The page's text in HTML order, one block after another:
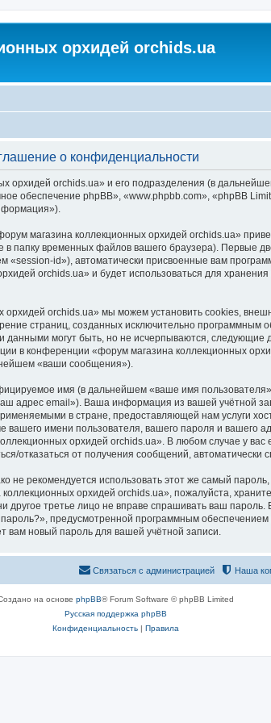
орхидей orchids.ua
о конфиденциальности
орхидей orchids.ua» и его подразделения (в
обеспечение phpBB», «www.phpbb.com», «phpBB
магазина коллекционных орхидей orchids.ua»
папку временных файлов вашего браузера). Первые
id»), автоматически присвоенные вам
orchids.ua» и будет использоваться для
orchids.ua» мы можем установить cookies,
страниц, созданных исключительно
могут быть, но не исчерпываются,
в конференции «форум магазина коллекционных
«ваши сообщения»).
имя (в дальнейшем «ваше имя
адрес email»). Ваша информация из вашей учётной
в стране, предоставляющей нам услуги
имени пользователя, вашего пароля и вашего
орхидей orchids.ua». В любом случае у
отказаться от получения сообщений,
рекомендуется использовать этот же самый пароль,
орхидей orchids.ua», пожалуйста,
третье лицо не вправе спрашивать ваш
предусмотренной программным
вам новый пароль для вашей учётной записи.
Наша
Связаться с администрацией
на основе phpBB® Forum Software © phpBB Limited
Русская поддержка phpBB
Конфиденциальность| Правила